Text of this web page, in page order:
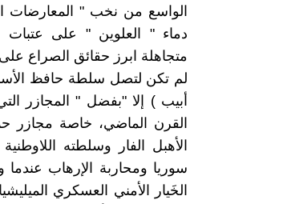
الواسع من نخب " المعارضات
دماء " العلوين " على
متجاهلة ابرز حقائق الصراع
لم تكن لتصل سلطة حافظ
أبيب ) إلا "بفضل " المجازر
القرن الماضي، خاصة مجازر
الأهبل الفار وسلطته
الخَيار الأمني العسكري